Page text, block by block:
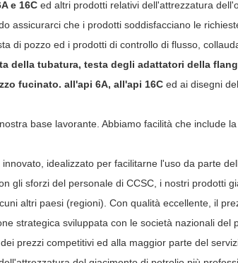
e 16C ed altri prodotti relativi dell'attrezzatura
assicurarci che i prodotti soddisfacciano le
di pozzo ed i prodotti di controllo di flusso,
della tubatura, testa degli adattatori della
fucinato. all'api 6A, all'api 16C ed ai disegni
base lavorante. Abbiamo facilità che include
idealizzato per facilitarne l'uso da parte
gli sforzi del personale di CCSC, i nostri prodotti
altri paesi (regioni). Con qualità eccellente, il
strategica sviluppata con le società nazionali del
prezzi competitivi ed alla maggior parte del